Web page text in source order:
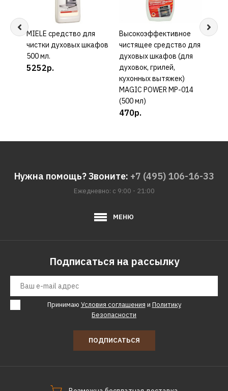
КУПИТЬ
MIELE средство для
чистки духовых шкафов
500 мл.
5252р.
КУПИТЬ
Высокоэффективное
чистящее средство для
духовых шкафов (для
духовок, грилей,
кухонных вытяжек)
MAGIC POWER MP-014
(500 мл)
470р.
Нужна помощь? Звоните: +7 (495) 106-16-33
Ежедневно: с 9:00 - 21:00
МЕНЮ
Подписаться на рассылку
Принимаю Условия соглашения и Политику
Безопасности
ПОДПИСАТЬСЯ